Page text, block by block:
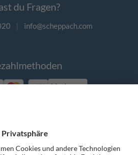
du Fragen?
| info@scheppach.com
Vorkasse
auf Social Media